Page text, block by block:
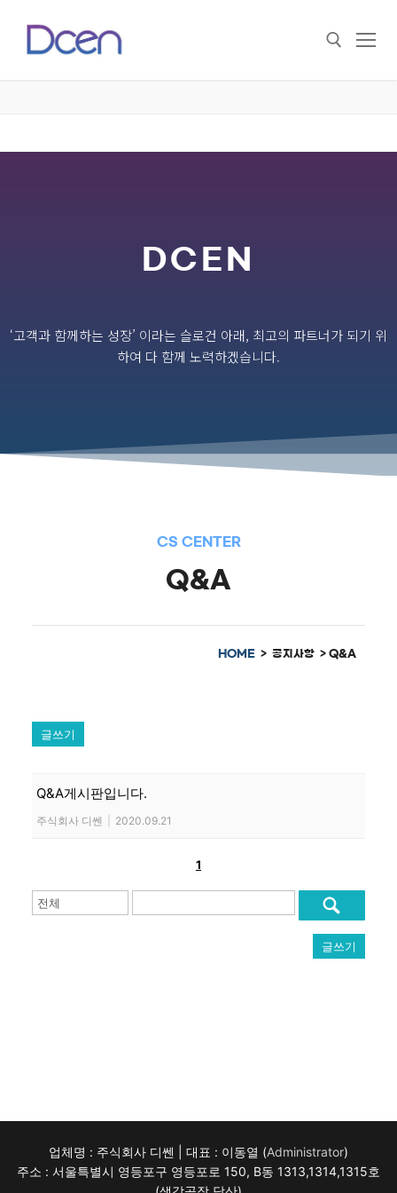
DCEN
‘고객과 함께하는 성장’ 이라는 슬로건 아래, 최고의 파트너가 되기 위
하여 다 함께 노력하겠습니다.
CS CENTER
Q&A
HOME > 공지사항 > Q&A
글쓰기
Q&A게시판입니다.
주식회사 디쎈 2020.09.21
1
글쓰기
업체명 : 주식회사 디쎈 | 대표 : 이동열 (Administrator)
주소 : 서울특별시 영등포구 영등포로 150, B동 1313,1314,1315호